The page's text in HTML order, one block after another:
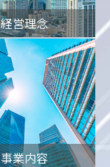
経営理念
事業内容